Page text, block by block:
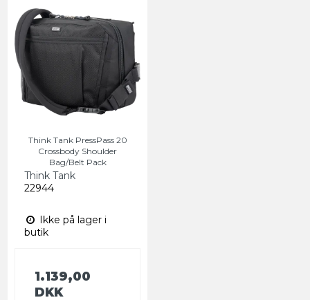
Think Tank PressPass 20
Crossbody Shoulder
Bag/Belt Pack
Think Tank
22944
Ikke på lager i
butik
1.139,00
DKK